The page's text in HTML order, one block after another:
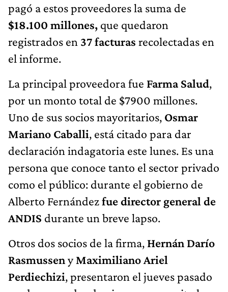
pagó a estos proveedores la suma de
$18.100 millones, que quedaron
registrados en 37 facturas recolectadas en
el informe.
La principal proveedora fue Farma Salud,
por un monto total de $7900 millones.
Uno de sus socios mayoritarios, Osmar
Mariano Caballi, está citado para dar
declaración indagatoria este lunes. Es una
persona que conoce tanto el sector privado
como el público: durante el gobierno de
Alberto Fernándezfue director general de
ANDIS durante un breve lapso.
Otros dos socios de la firma, Hernán Darío
RasmussenyMaximiliano Ariel
Perdiechizi, presentaron el jueves pasado